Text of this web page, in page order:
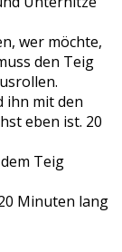
wer möchte,
den Teig
ihn mit den
eben ist. 20
Teig
Minuten lang